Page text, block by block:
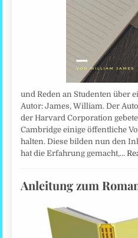
und Reden an Studenten über
Autor: James, William. Der
der Harvard Corporation
Cambridge einige öffentliche
halten. Diese bilden nun den
hat die Erfahrung gemacht,…
Anleitung zum